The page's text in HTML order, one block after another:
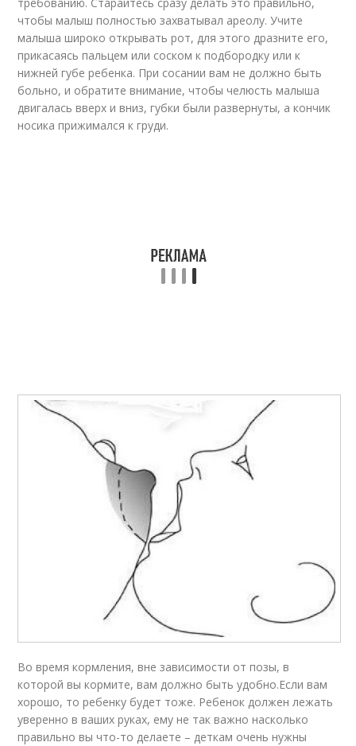
чтобы малыш полностью захватывал ареолу. Учите
малыша широко открывать рот, для этого дразните его,
прикасаясь пальцем или соском к подбородку или к
нижней губе ребенка. При сосании вам не должно быть
больно, и обратите внимание, чтобы челюсть малыша
двигалась вверх и вниз, губки были развернуты, а кончик
носика прижимался к груди.
Во время кормления, вне зависимости от позы, в
которой вы кормите, вам должно быть удобно.Если вам
хорошо, то ребенку будет тоже. Ребенок должен лежать
уверенно в ваших руках, ему не так важно насколько
правильно вы что-то делаете – деткам очень нужны